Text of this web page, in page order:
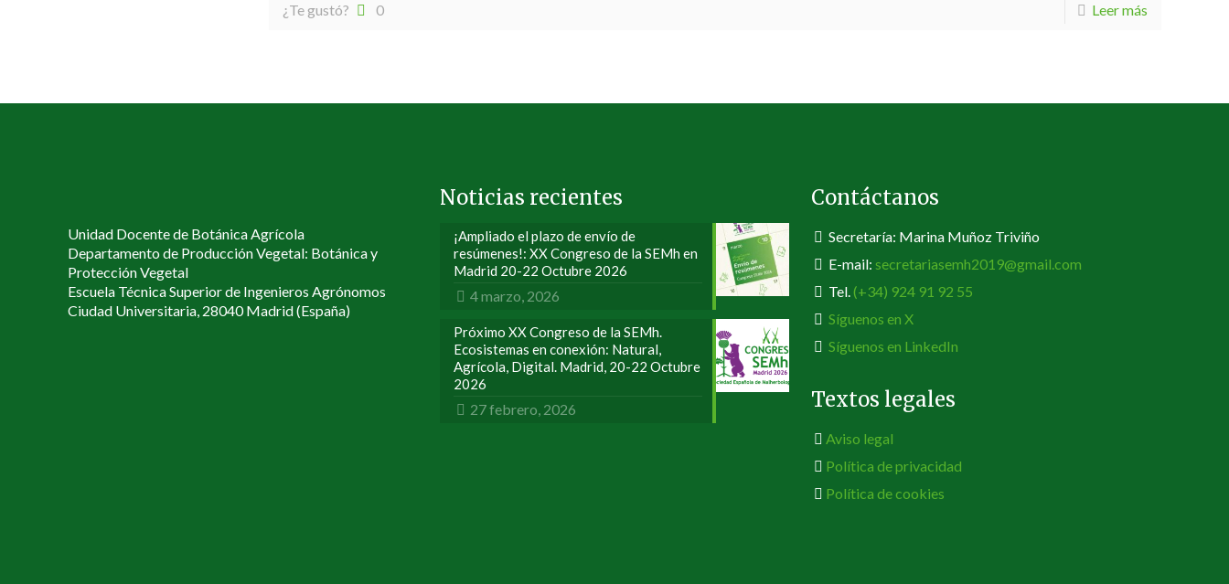
¿Te gustó? 0 Leer más
Unidad Docente de Botánica Agrícola
Departamento de Producción Vegetal: Botánica y
Protección Vegetal
Escuela Técnica Superior de Ingenieros Agrónomos
Ciudad Universitaria, 28040 Madrid (España)
Noticias recientes
¡Ampliado el plazo de envío de
resúmenes!: XX Congreso de la SEMh en
Madrid 20-22 Octubre 2026
4 marzo, 2026
Próximo XX Congreso de la SEMh.
Ecosistemas en conexión: Natural,
Agrícola, Digital. Madrid, 20-22 Octubre
2026
27 febrero, 2026
Contáctanos
Secretaría: Marina Muñoz Triviño
E-mail: secretariasemh2019@gmail.com
Tel. (+34) 924 91 92 55
Síguenos en X
Síguenos en LinkedIn
Textos legales
Aviso legal
Política de privacidad
Política de cookies